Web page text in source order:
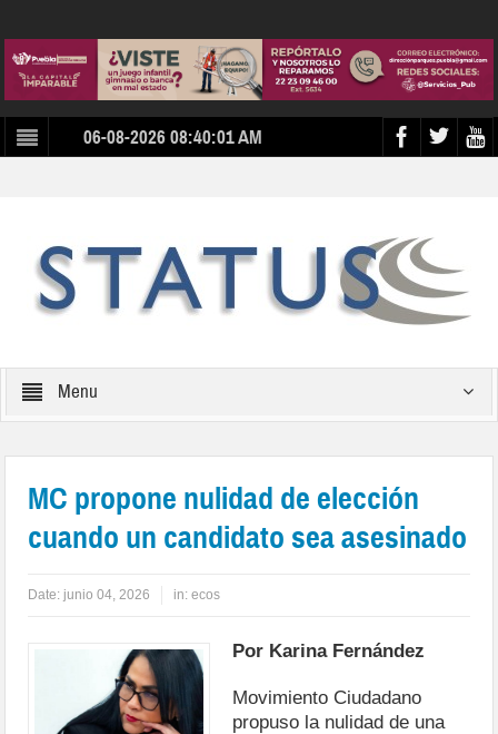
06-08-2026 08:40:01 AM
Menu
MC propone nulidad de elección
cuando un candidato sea asesinado
Date: junio 04, 2026 in:ecos
Por Karina Fernández
Movimiento Ciudadano
propuso la nulidad de una